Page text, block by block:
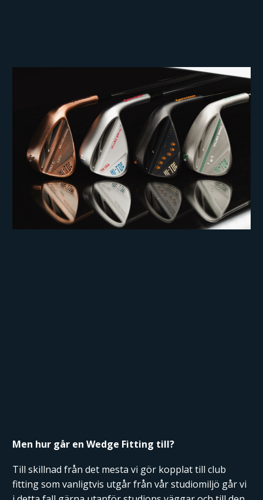
Men hur går en Wedge Fitting till?
Till skillnad från det mesta vi gör kopplat till club
fitting som vanligtvis utgår från vår studiomiljö går vi